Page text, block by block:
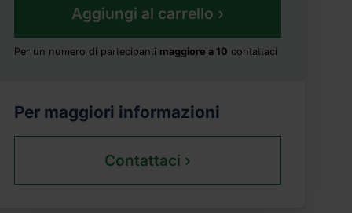
Aggiungi al carrello
Per un numero di partecipanti maggiore a 10 contattaci
Per maggiori informazioni
Contattaci